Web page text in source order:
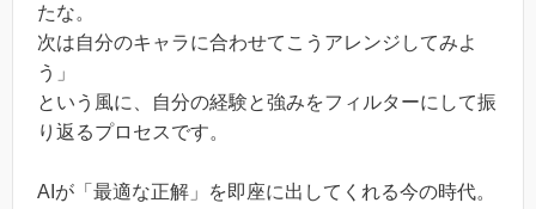
たな。
次は自分のキャラに合わせてこうアレンジしてみよ
う」
という風に、自分の経験と強みをフィルターにして振
り返るプロセスです。
AIが「最適な正解」を即座に出してくれる今の時代。